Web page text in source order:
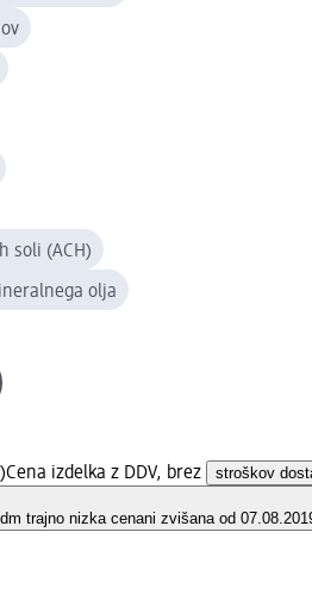
soli (ACH)
olja
Cena izdelka z DDV, brez stroškov
dm trajno nizka cenani zvišana od